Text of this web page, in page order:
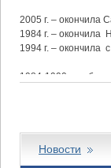
2005 г. – окончила
1984 г. – окончила
1994 г. – окончила
1984-1990 –
1990-2013 –
Депутат
Новости